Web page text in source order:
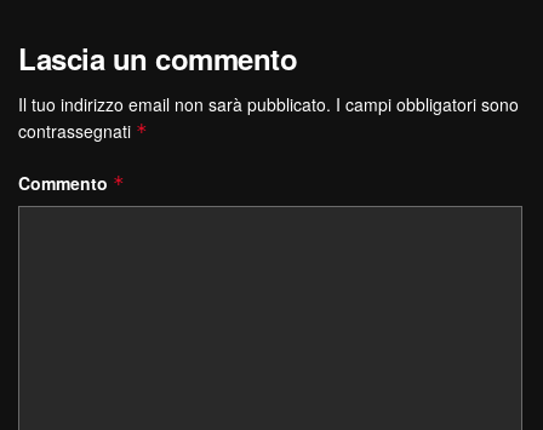
Lascia un commento
Il tuo indirizzo email non sarà pubblicato. I campi obbligatori sono
contrassegnati *
Commento *